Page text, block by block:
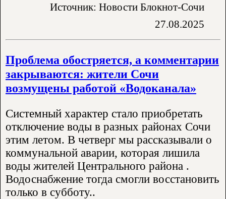
Источник: Новости Блокнот-Сочи
27.08.2025
Проблема обостряется, а комментарии
закрываются: жители Сочи
возмущены работой «Водоканала»
Системный характер стало приобретать
отключение воды в разных районах Сочи
этим летом. В четверг мы рассказывали о
коммунальной аварии, которая лишила
воды жителей Центрального района .
Водоснабжение тогда смогли восстановить
только в субботу..